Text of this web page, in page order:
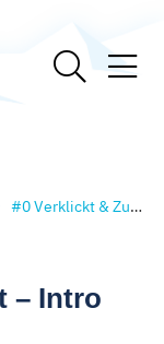
#0 Verklickt & Zugenäht – Intro
– Intro